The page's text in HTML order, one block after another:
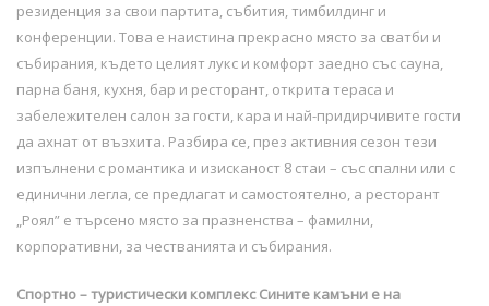
резиденция за свои партита, събития, тимбилдинг и
конференции. Това е наистина прекрасно място за сватби и
събирания, където целият лукс и комфорт заедно със сауна,
парна баня, кухня, бар и ресторант, открита тераса и
забележителен салон за гости, кара и най-придирчивите гости
да ахнат от възхита. Разбира се, през активния сезон тези
изпълнени с романтика и изисканост 8 стаи – със спални или с
единични легла, се предлагат и самостоятелно, а ресторант
„Роял” е търсено място за празненства – фамилни,
корпоративни, за честванията и събирания.
Спортно – туристически комплекс Сините камъни е на